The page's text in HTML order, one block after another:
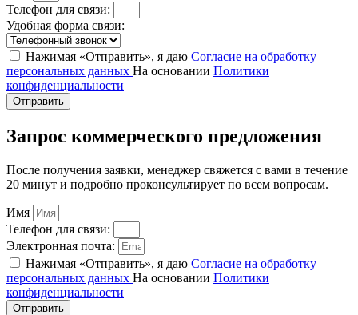
Телефон для связи:
Удобная форма связи:
Нажимая «Отправить», я даю Согласие на обработку
персональных данных На основании Политики
конфиденциальности
Отправить
Запрос коммерческого предложения
После получения заявки, менеджер свяжется с вами в течение
20 минут и подробно проконсультирует по всем вопросам.
Имя
Телефон для связи:
Электронная почта:
Нажимая «Отправить», я даю Согласие на обработку
персональных данных На основании Политики
конфиденциальности
Отправить